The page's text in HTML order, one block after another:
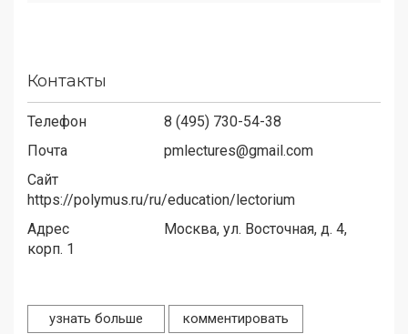
Контакты
Телефон
8 (495) 730-54-38
Почта
pmlectures@gmail.com
Сайт
https://polymus.ru/ru/education/lectorium
Адрес
Москва, ул. Восточная, д. 4,
корп. 1
узнать больше комментировать